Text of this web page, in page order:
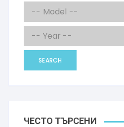
SEARCH
ЧЕСТО ТЪРСЕНИ